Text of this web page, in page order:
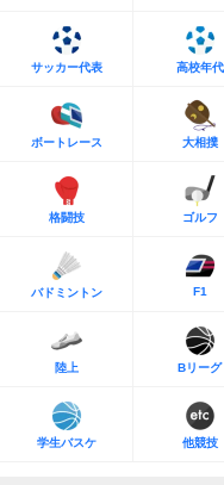
サッカー代表 高校年代
ボートレース 大相撲
格闘技 ゴルフ
バドミントン F1
陸上 Bリーグ
学生バスケ 他競技